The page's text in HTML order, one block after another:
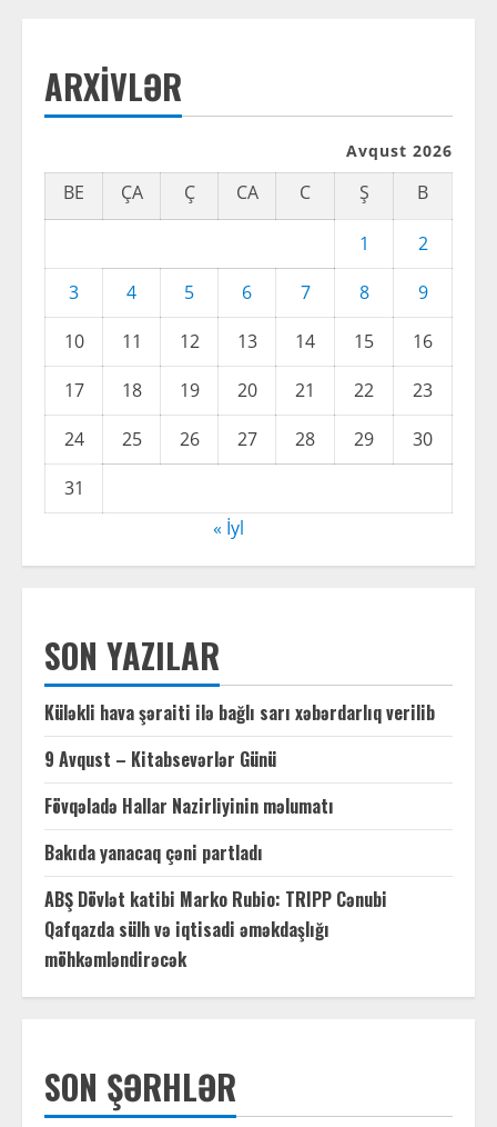
e
a
d
i
n
g
ARXIVLƏR
Avqust 2026
BE ÇA Ç CA C Ş B
1
2
3
4 5 6 7 8
9
10
11 12 13 14 15
16
17
18 19 20 21 22
23
24
25 26 27 28 29
30
31
« İyl
SON YAZILAR
Küləkli hava şəraiti ilə bağlı sarı xəbərdarlıq verilib
9 Avqust – Kitabsevərlər Günü
Fövqəladə Hallar Nazirliyinin məlumatı
Bakıda yanacaq çəni partladı
ABŞ Dövlət katibi Marko Rubio: TRIPP Cənubi
Qafqazda sülh və iqtisadi əməkdaşlığı
möhkəmləndirəcək
SON ŞƏRHLƏR